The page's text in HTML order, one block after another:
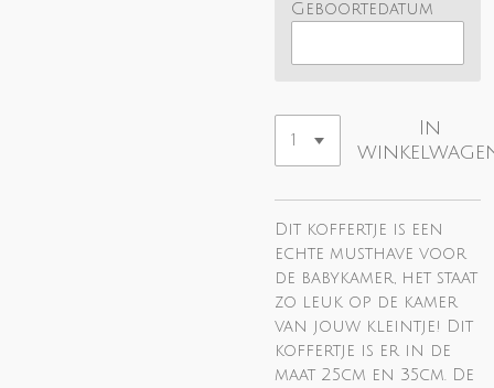
Geboortedatum
In
Dit koffertje is een
echte musthave voor
de babykamer, het staat
zo leuk op de kamer
van jouw kleintje! Dit
koffertje is er in de
maat 25cm en 35cm. De